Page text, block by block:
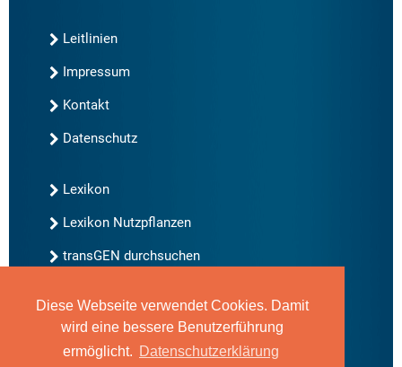
Diese Webseite verwendet Cookies. Damit
wird eine bessere Benutzerführung
ermöglicht. Datenschutzerklärung
Leitlinien
Impressum
Kontakt
Datenschutz
Lexikon
Lexikon Nutzpflanzen
transGEN durchsuchen
Neu bei transGEN